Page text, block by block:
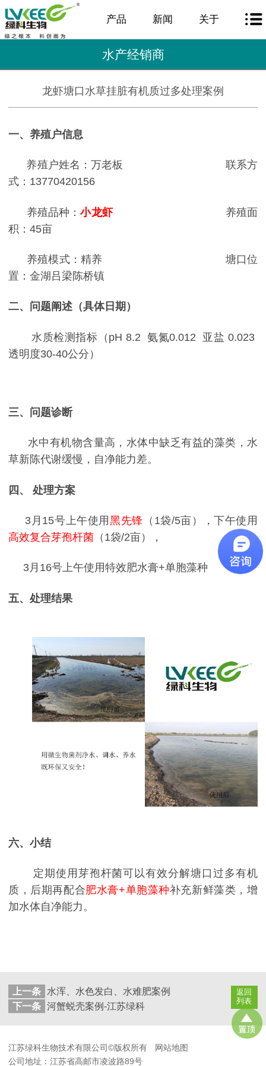
产品 新闻 关于
水产经销商
龙虾塘口水草挂脏有机质过多处理案例
一、养殖户信息
养殖户姓名：万老板
联系方
式： 13770420156
养殖品种：小龙虾
养殖面
积： 45亩
养殖模式：精养
塘口位
置：金湖吕梁陈桥镇
二、问题阐述（具体日期）
水质检测指标（ pH 8.2 氨氮0.012 亚盐 0.023
透明度30-40公分）
三、 问题诊断
水中有机物含量高，水体中缺乏有益的藻类，水
草新陈代谢缓慢，自净能力差。
四、 处理方案
3 月 15号上午使用黑先锋 （ 1袋/5亩），下午使用
高效复合芽孢杆菌 （ 1袋/2亩），
3月 16号上午使用特效肥水膏+单胞藻种
五、 处理结果
六、小结
定期使用芽孢杆菌可以有效分解塘口过多有机
质，后期再配合肥水膏+单胞藻种补充新鲜藻类，增
加水体自净能力。
返回
列表
上一条
水浑、水色发白、水难肥案例
下一条 河蟹蜕壳案例-江苏绿科
江苏绿科生物技术有限公司©版权所有
网站地图
公司地址：江苏省高邮市凌波路89号